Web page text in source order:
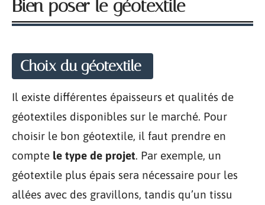
Bien poser le géotextile
Choix du géotextile
Il existe différentes épaisseurs et qualités de
géotextiles disponibles sur le marché. Pour
choisir le bon géotextile, il faut prendre en
compte le type de projet. Par exemple, un
géotextile plus épais sera nécessaire pour les
allées avec des gravillons, tandis qu’un tissu